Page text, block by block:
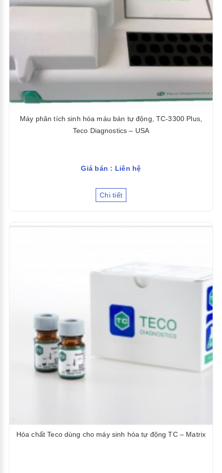
Máy phân tích sinh hóa máu bán tự động, TC-3300 Plus,
Teco Diagnostics – USA
Giá bán : Liên hệ
Chi tiết
Hóa chất Teco dùng cho máy sinh hóa tự động TC – Matrix